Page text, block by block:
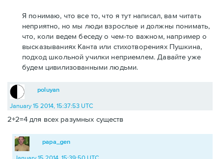
Я понимаю, что все то, что я тут написал, вам читать
неприятно, но мы люди взрослые и должны понимать,
что, коли ведем беседу о чем-то важном, например о
высказываниях Канта или стихотворениях Пушкина,
подход школьной училки неприемлем. Давайте уже
будем цивилизованными людьми.
poluyan
January 15 2014, 15:37:53 UTC
2+2=4 для всех разумных существ
papa_gen